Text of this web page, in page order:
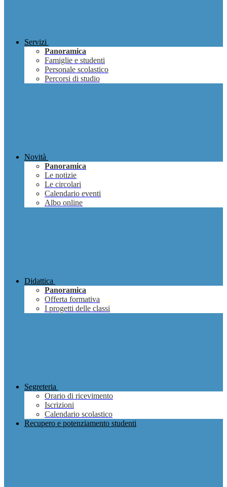
Servizi
Panoramica
Famiglie e studenti
Personale scolastico
Percorsi di studio
Novità
Panoramica
Le notizie
Le circolari
Calendario eventi
Albo online
Didattica
Panoramica
Offerta formativa
I progetti delle classi
Segreteria
Orario di ricevimento
Iscrizioni
Calendario scolastico
Recupero e potenziamento studenti